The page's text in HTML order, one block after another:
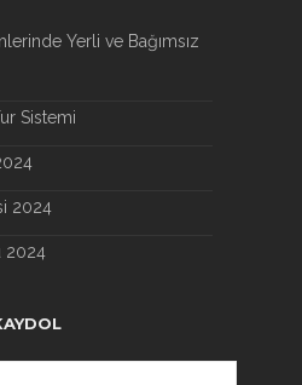
Yerli ve Bağımsız
Sistemi
2024
2024